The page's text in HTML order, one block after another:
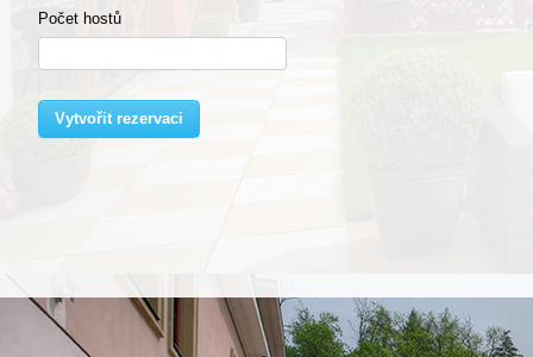
Počet hostů
Vytvořit rezervaci